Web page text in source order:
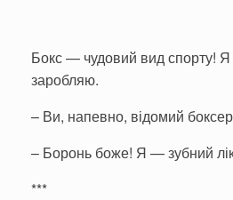
Бокс — чудовий вид спорту!
заробляю.
– Ви, напевно, відомий
– Боронь боже! Я — зубний
***